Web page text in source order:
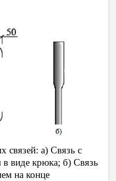
связей: а) Связь с
виде крюка; б) Связь
на конце